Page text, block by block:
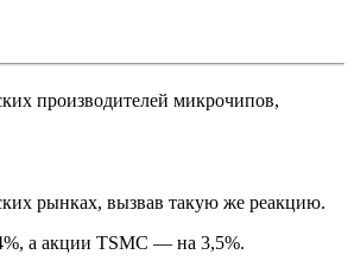
производителей микрочипов,
рынках, вызвав такую же реакцию.
а акции TSMC — на 3,5%.